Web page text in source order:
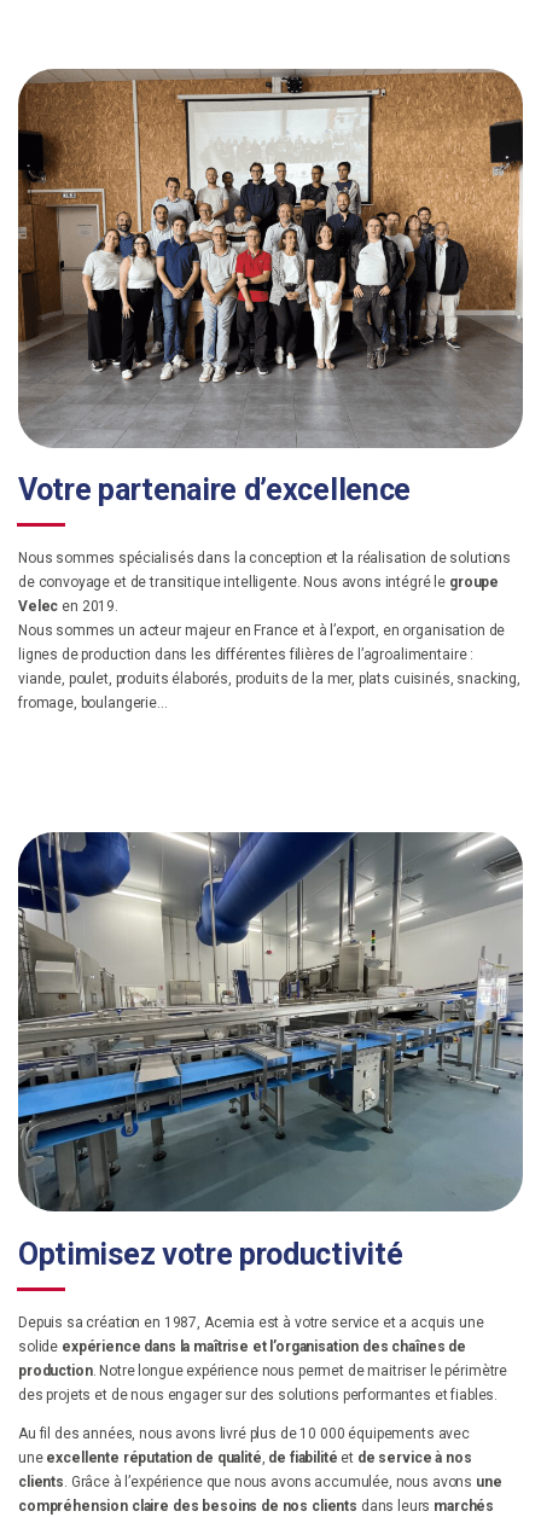
Vous avez un projet d’amélioration de process de production ? Des
besoins d’optimisation de production ?
Contactez nos équipes
Votre partenaire d’excellence
Nous sommes spécialisés dans la conception et la réalisation de solutions
de convoyage et de transitique intelligente. Nous avons intégré le groupe
Velec en 2019.
Nous sommes un acteur majeur en France et à l’export, en organisation de
lignes de production dans les différentes filières de l’agroalimentaire :
viande, poulet, produits élaborés, produits de la mer, plats cuisinés, snacking,
fromage, boulangerie…
Optimisez votre productivité
Depuis sa création en 1987, Acemia est à votre service et a acquis une
solide expérience dans la maîtrise et l’organisation des chaînes de
production. Notre longue expérience nous permet de maitriser le périmètre
des projets et de nous engager sur des solutions performantes et fiables.
Au fil des années, nous avons livré plus de 10 000 équipements avec
une excellente réputation de qualité de fiabilité et de service à nos
clients . Grâce à l’expérience que nous avons accumulée, nous avons une
compréhension claire des besoins de nos clients dans leurs marchés